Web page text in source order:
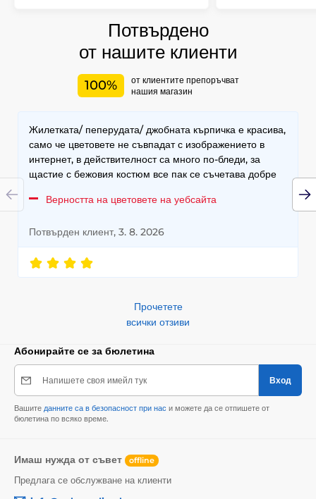
Потвърдено
от нашите клиенти
100%
от клиентите препоръчват
нашия магазин
Жилетката/ пеперудата/ джобната кърпичка е красива,
само че цветовете не съвпадат с изображението в
интернет, в действителност са много по-бледи, за
щастие с бежовия костюм все пак се съчетава добре
Верността на цветовете на уебсайта
Потвърден клиент, 3. 8. 2026
Прочетете
всички отзиви
Абонирайте се за бюлетина
Напишете своя имейл тук Вход
Вашите данните са в безопасност при нас и можете да се отпишете от
бюлетина по всяко време.
Имаш нужда от съвет offline
Предлага се обслужване на клиенти